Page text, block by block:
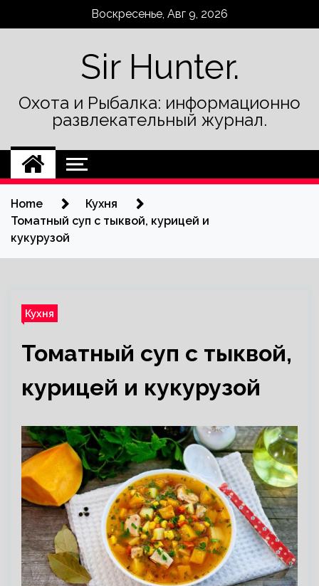
Воскресенье, Авг 9, 2026
Sir Hunter.
Охота и Рыбалка: информационно
развлекательный журнал.
Home
Кухня
Томатный суп с тыквой, курицей и
кукурузой
Кухня
Томатный суп с тыквой,
курицей и кукурузой